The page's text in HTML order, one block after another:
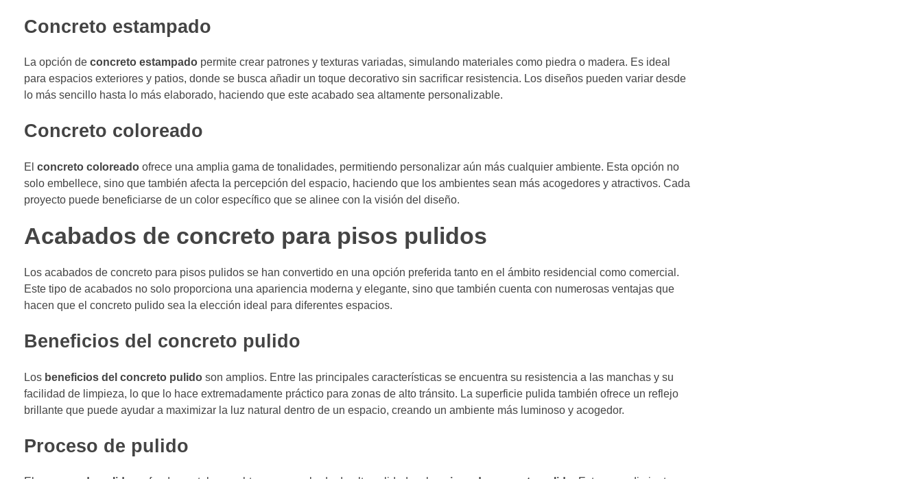
Concreto estampado
La opción de concreto estampado permite crear patrones y texturas variadas, simulando materiales como piedra o madera. Es ideal
para espacios exteriores y patios, donde se busca añadir un toque decorativo sin sacrificar resistencia. Los diseños pueden variar desde
lo más sencillo hasta lo más elaborado, haciendo que este acabado sea altamente personalizable.
Concreto coloreado
El concreto coloreado ofrece una amplia gama de tonalidades, permitiendo personalizar aún más cualquier ambiente. Esta opción no
solo embellece, sino que también afecta la percepción del espacio, haciendo que los ambientes sean más acogedores y atractivos. Cada
proyecto puede beneficiarse de un color específico que se alinee con la visión del diseño.
Acabados de concreto para pisos pulidos
Los acabados de concreto para pisos pulidos se han convertido en una opción preferida tanto en el ámbito residencial como comercial.
Este tipo de acabados no solo proporciona una apariencia moderna y elegante, sino que también cuenta con numerosas ventajas que
hacen que el concreto pulido sea la elección ideal para diferentes espacios.
Beneficios del concreto pulido
Los beneficios del concreto pulido son amplios. Entre las principales características se encuentra su resistencia a las manchas y su
facilidad de limpieza, lo que lo hace extremadamente práctico para zonas de alto tránsito. La superficie pulida también ofrece un reflejo
brillante que puede ayudar a maximizar la luz natural dentro de un espacio, creando un ambiente más luminoso y acogedor.
Proceso de pulido